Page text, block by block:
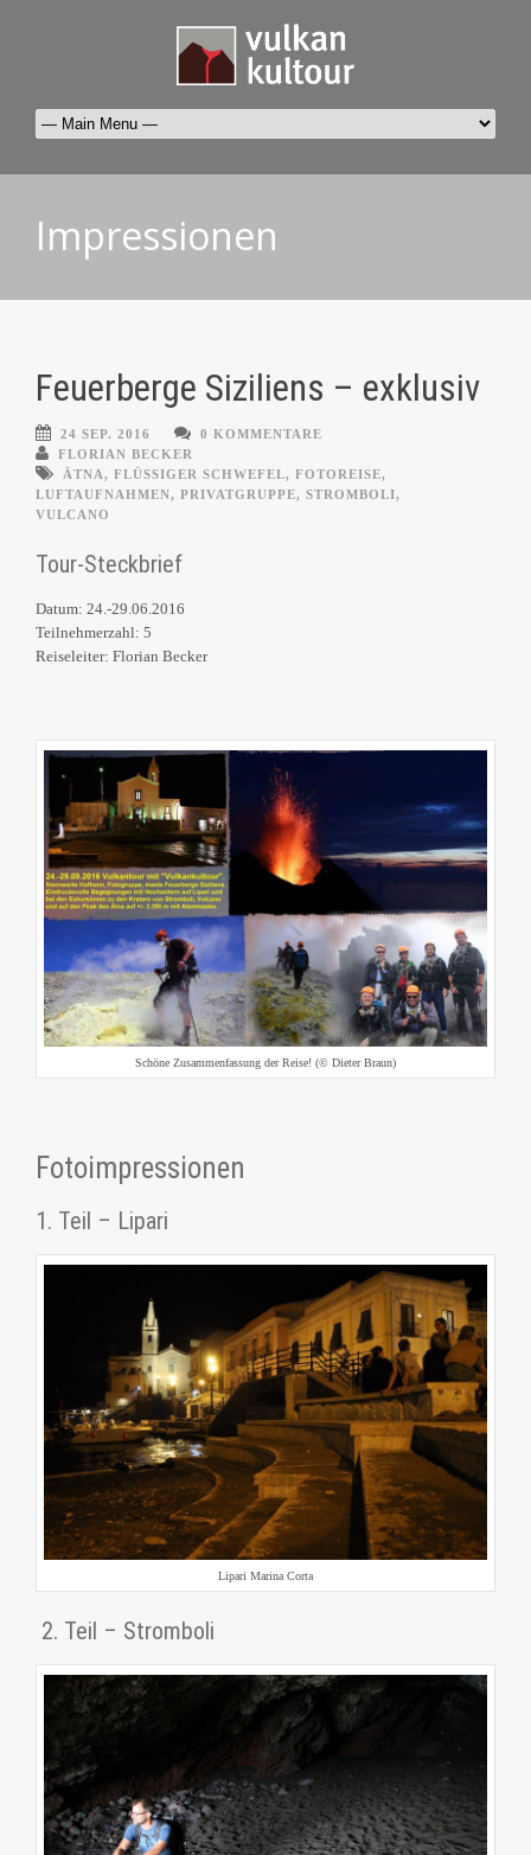
Impressionen
Feuerberge Siziliens – exklusiv
24 SEP. 2016
0 KOMMENTARE
FLORIAN BECKER
ÄTNA, FLÜSSIGER SCHWEFEL, FOTOREISE,
LUFTAUFNAHMEN, PRIVATGRUPPE, STROMBOLI,
VULCANO
Tour-Steckbrief
Datum: 24.-29.06.2016
Teilnehmerzahl: 5
Reiseleiter: Florian Becker
Schöne Zusammenfassung der Reise! (© Dieter Braun)
Fotoimpressionen
1. Teil – Lipari
Lipari Marina Corta
2. Teil – Stromboli